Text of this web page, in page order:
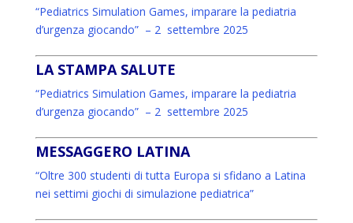
“Pediatrics Simulation Games, imparare la pediatria
d’urgenza giocando” – 2 settembre 2025
LA STAMPA SALUTE
“Pediatrics Simulation Games, imparare la pediatria
d’urgenza giocando” – 2 settembre 2025
MESSAGGERO LATINA
“Oltre 300 studenti di tutta Europa si sfidano a Latina
nei settimi giochi di simulazione pediatrica”